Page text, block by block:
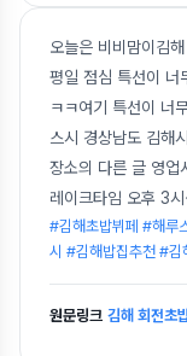
오늘은 비비맘이김
평일 점심 특선이 너
ㅋㅋ여기 특선이 너
스시 경상남도 김해
장소의 다른 글 영
레이크타임 오후 3
#김해초밥뷔페 #해루
시 #김해밥집추천 #김
원문링크 김해 회전초